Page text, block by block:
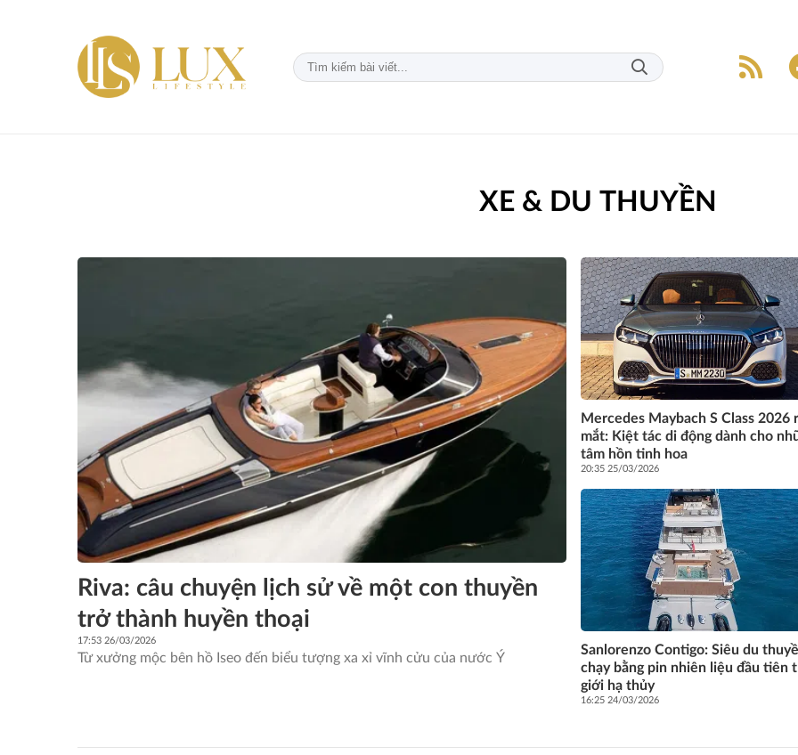
XE & DU THUYỀN
Riva: câu chuyện lịch sử về một con thuyền
trở thành huyền thoại
17:53 26/03/2026
Từ xưởng mộc bên hồ Iseo đến biểu tượng xa xỉ vĩnh cửu của nước Ý
Mercedes Maybach S Class 2026
mắt: Kiệt tác di động dành cho
tâm hồn tinh hoa
20:35 25/03/2026
Sanlorenzo Contigo: Siêu du
chạy bằng pin nhiên liệu đầu tiên
giới hạ thủy
16:25 24/03/2026